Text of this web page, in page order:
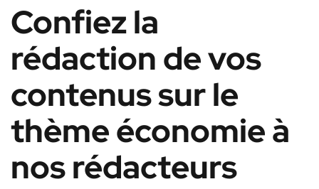
Confiez la
rédaction de vos
contenus sur le
thème économie à
nos rédacteurs